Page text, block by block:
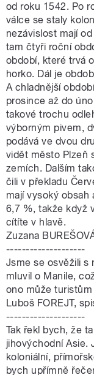
od roku 1542. Po
válce se staly
nezávislost mají
tam čtyři roční
období, které trvá
horko. Dál je
A chladnější
prosince až do
takové trochu
výborným pivem,
podává ve dvou
vidět město Plzeň
zemích. Dalším
čili v překladu
mají vysoký
6,7 %, takže když
cítíte v hlavě.
Zuzana
--------------------
Jsme se osvěžili s
mluvil o Manile,
ono může turistům
Luboš FOREJT,
--------------------
Tak řekl bych, že
jihovýchodní Asie.
koloniální,
bych upřímně